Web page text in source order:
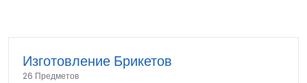
Изготовление Брикетов
26 Предметов